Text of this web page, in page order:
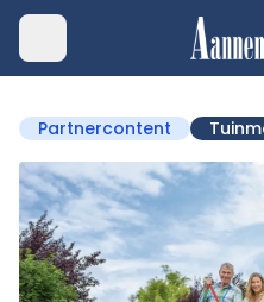
Partnercontent